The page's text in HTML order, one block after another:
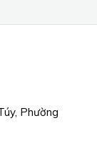
Phường